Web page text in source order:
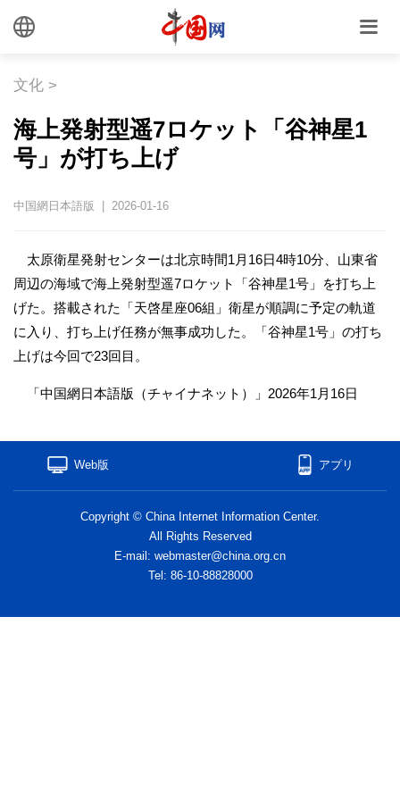
文化 >
海上発射型遥7ロケット「谷神星1
号」が打ち上げ
中国網日本語版 | 2026-01-16
太原衛星発射センターは北京時間1月16日4時10分、山東省
周辺の海域で海上発射型遥7ロケット「谷神星1号」を打ち上
げた。搭載された「天啓星座06組」衛星が順調に予定の軌道
に入り、打ち上げ任務が無事成功した。「谷神星1号」の打ち
上げは今回で23回目。
「中国網日本語版（チャイナネット）」2026年1月16日
Web版 アプリ
Copyright © China Internet Information Center.
All Rights Reserved
E-mail: webmaster@china.org.cn
Tel: 86-10-88828000